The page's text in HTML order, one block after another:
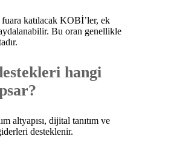
katılacak KOBİ’ler, ek
Bu oran genellikle
hangi
altyapısı, dijital tanıtım ve
desteklenir.